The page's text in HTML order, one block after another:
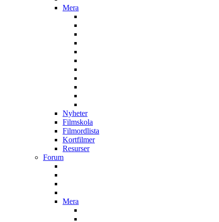
Mera
Nyheter
Filmskola
Filmordlista
Kortfilmer
Resurser
Forum
Mera